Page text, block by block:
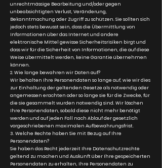
unrechtmässige Bearbeitung und/oder gegen
unbeabsichtigten Verlust, Veränderung,
Bekanntmachung oder Zugriff zu schützen. Sie sollten sich
jedoch stets bewusst sein, dass die Übermittlung von
Informationen über das Internet und andere
elektronische Mittel gewisse Sicherheitsrisiken birgt und
dass wir für die Sicherheit von Informationen, die auf diese
Weise übermittelt werden, keine Garantie übernehmen
können.
2. Wie lange bewahren wir Daten auf?
Wir behalten Ihre Personendaten so lange auf, wie wir dies
zur Einhaltung der geltenden Gesetze als notwendig oder
angemessen erachten oder so lange sie für die Zwecke, für
die sie gesammelt wurden notwendig sind. Wir löschen
Ihre Personendaten, sobald diese nicht mehr benötigt
werden und auf jeden Fall nach Ablauf der gesetzlich
vorgeschriebenen maximalen Aufbewahrungsfrist.
3. Welche Rechte haben Sie mit Bezug auf Ihre
Personendaten?
Sie haben das Recht jederzeit Ihre Datenschutzrechte
geltend zu machen und Auskunft über Ihre gespeicherten
Personendaten zu erhalten, Ihre Personendaten zu